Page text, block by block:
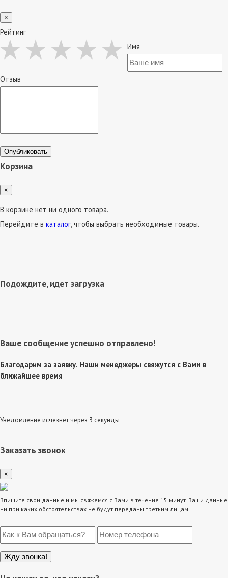
×
Рейтинг
Имя
Отзыв
Опубликовать
Корзина
×
В корзине нет ни одного товара.
Перейдите в каталог, чтобы выбрать необходимые товары.
Подождите, идет загрузка
Ваше сообщение успешно отправлено!
Благодарим за заявку. Наши менеджеры свяжутся с Вами в
ближайшее время
Уведомление исчезнет через 3 секунды
Заказать звонок
×
Впишите свои данные и мы свяжемся с Вами в течение 15 минут. Ваши данные
ни при каких обстоятельствах не будут переданы третьим лицам.